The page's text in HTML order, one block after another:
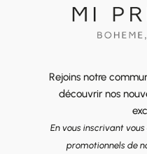
Rejoins notre
découvrir nos
En vous inscrivant
promotionnels de